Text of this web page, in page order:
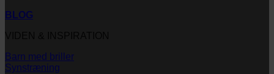
BLOG
Barn med briller
Synstræning